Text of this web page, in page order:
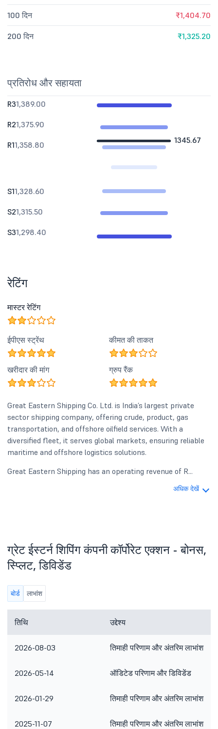
100 दिन ₹1,404.70
200 दिन ₹1,325.20
प्रतिरोध और सहायता
1345.67
R31,389.00
R21,375.90
R11,358.80
S11,328.60
S21,315.50
S31,298.40
रेटिंग
मास्टर रेटिंग
ईपीएस स्ट्रेंथ कीमत की ताकत
खरीदार की मांग ग्रुप रैंक
Great Eastern Shipping Co. Ltd. is India’s largest private
sector shipping company, offering crude, product, gas
transportation, and offshore oilfield services. With a
diversified fleet, it serves global markets, ensuring reliable
maritime and offshore logistics solutions.
Great Eastern Shipping has an operating revenue of R...
अधिक देखें
ग्रेट ईस्टर्न शिपिंग कंपनी कॉर्पोरेट एक्शन - बोनस,
स्प्लिट, डिविडेंड
बोर्ड लाभांश
तिथि उद्देश्य
2026-08-03 तिमाही परिणाम और अंतरिम लाभांश
2026-05-14 ऑडिटेड परिणाम और डिविडेंड
2026-01-29 तिमाही परिणाम और अंतरिम लाभांश
2025-11-07 तिमाही परिणाम और अंतरिम लाभांश